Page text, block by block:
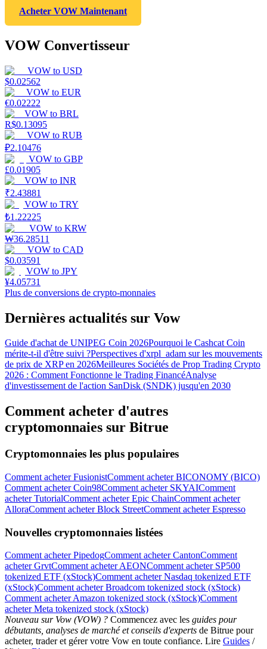
Acheter VOW Maintenant
VOW Convertisseur
VOW to USD
$0.02562
VOW to EUR
€0.02222
VOW to BRL
R$0.13095
VOW to RUB
₽2.10476
VOW to GBP
£0.01905
VOW to INR
₹2.43881
VOW to TRY
₺1.22225
VOW to KRW
₩36.28511
VOW to CAD
$0.03591
VOW to JPY
¥4.05731
Plus de conversions de crypto-monnaies
Dernières actualités sur Vow
Guide d'achat de UNIPEG Coin 2026Pourquoi le Cashcat Coin
mérite-t-il d'être suivi ?Perspectives d'xrpl_adam sur les mouvements
de prix de XRP en 2026Meilleures Sociétés de Prop Trading Crypto
2026 : Comment Fonctionne le Trading FinancéAnalyse
d'investissement de l'action SanDisk (SNDK) jusqu'en 2030
Comment acheter d'autres
cryptomonnaies sur Bitrue
Cryptomonnaies les plus populaires
Comment acheter FusionistComment acheter BICONOMY (BICO)
Comment acheter Coin98Comment acheter SKYAIComment
acheter TutorialComment acheter Epic ChainComment acheter
AlloraComment acheter Block StreetComment acheter Espresso
Nouvelles cryptomonnaies listées
Comment acheter PipedogComment acheter CantonComment
acheter GrvtComment acheter AEONComment acheter SP500
tokenized ETF (xStock)Comment acheter Nasdaq tokenized ETF
(xStock)Comment acheter Broadcom tokenized stock (xStock)
Comment acheter Amazon tokenized stock (xStock)Comment
acheter Meta tokenized stock (xStock)
Nouveau sur Vow (VOW) ? Commencez avec les guides pour
débutants, analyses de marché et conseils d'experts de Bitrue pour
acheter, trader et gérer votre Vow en toute confiance. Lire Guides /